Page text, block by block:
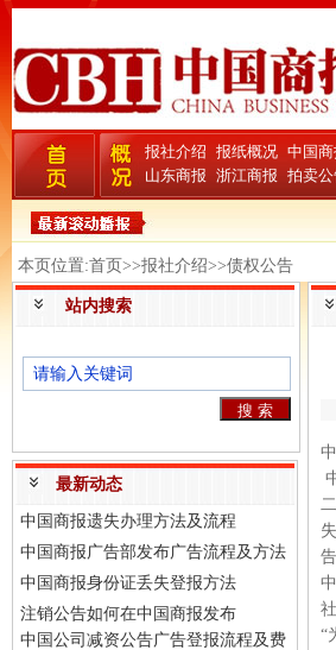
报社介绍 报纸概况 中国商
山东商报 浙江商报 拍卖
本页位置:首页>>报社介绍>>债权公告
站内搜索
最新动态
中国商报遗失办理方法及流程
中国商报广告部发布广告流程及方法
中国商报身份证丢失登报方法
注销公告如何在中国商报发布
中国公司减资公告广告登报流程及费
“